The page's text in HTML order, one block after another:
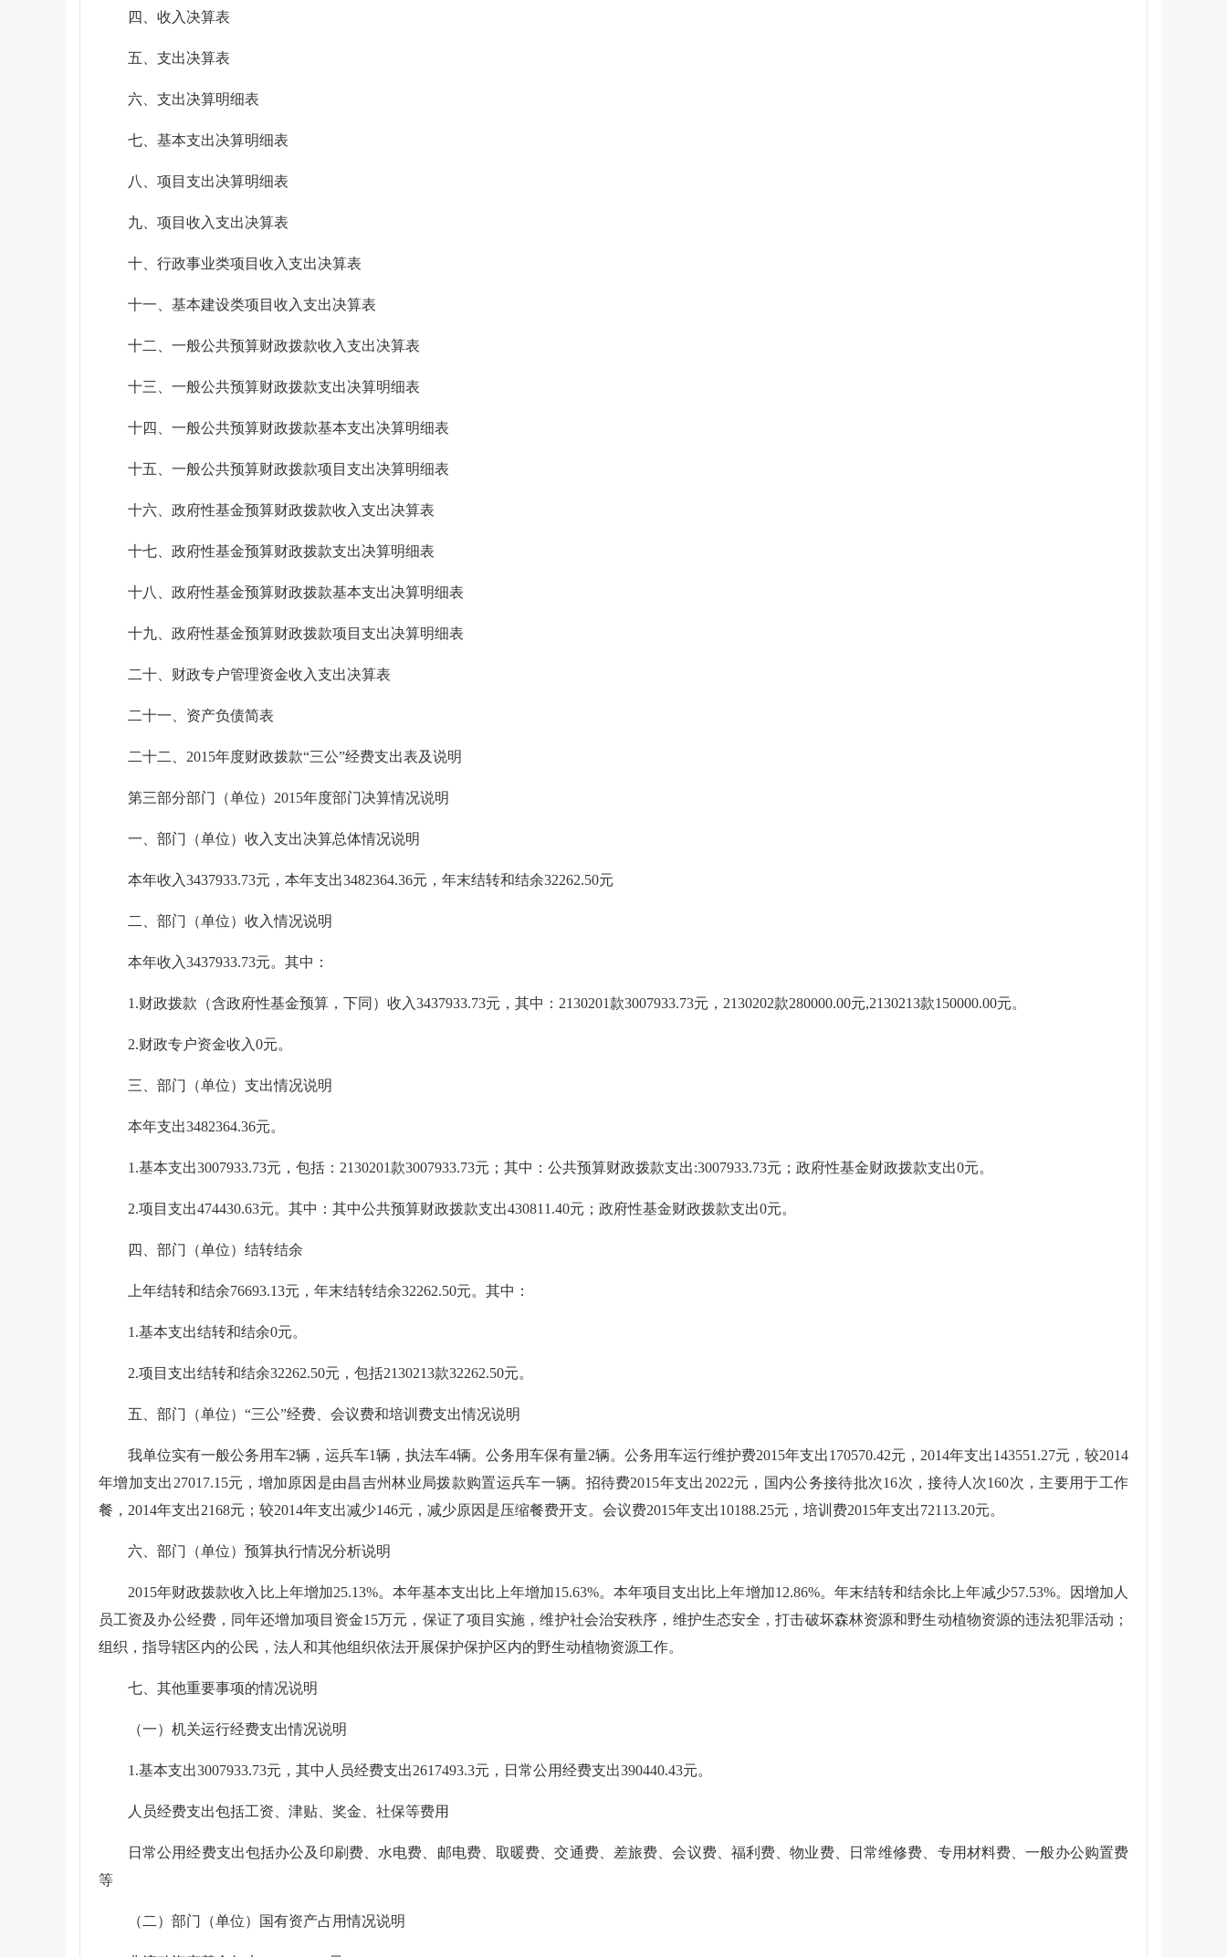
四、收入决算表
五、支出决算表
六、支出决算明细表
七、基本支出决算明细表
八、项目支出决算明细表
九、项目收入支出决算表
十、行政事业类项目收入支出决算表
十一、基本建设类项目收入支出决算表
十二、一般公共预算财政拨款收入支出决算表
十三、一般公共预算财政拨款支出决算明细表
十四、一般公共预算财政拨款基本支出决算明细表
十五、一般公共预算财政拨款项目支出决算明细表
十六、政府性基金预算财政拨款收入支出决算表
十七、政府性基金预算财政拨款支出决算明细表
十八、政府性基金预算财政拨款基本支出决算明细表
十九、政府性基金预算财政拨款项目支出决算明细表
二十、财政专户管理资金收入支出决算表
二十一、资产负债简表
二十二、2015年度财政拨款“三公”经费支出表及说明
第三部分部门（单位）2015年度部门决算情况说明
一、部门（单位）收入支出决算总体情况说明
本年收入3437933.73元，本年支出3482364.36元，年末结转和结余32262.50元
二、部门（单位）收入情况说明
本年收入3437933.73元。其中：
1.财政拨款（含政府性基金预算，下同）收入3437933.73元，其中：2130201款3007933.73元，2130202款280000.00元,2130213款150000.00元。
2.财政专户资金收入0元。
三、部门（单位）支出情况说明
本年支出3482364.36元。
1.基本支出3007933.73元，包括：2130201款3007933.73元；其中：公共预算财政拨款支出:3007933.73元；政府性基金财政拨款支出0元。
2.项目支出474430.63元。其中：其中公共预算财政拨款支出430811.40元；政府性基金财政拨款支出0元。
四、部门（单位）结转结余
上年结转和结余76693.13元，年末结转结余32262.50元。其中：
1.基本支出结转和结余0元。
2.项目支出结转和结余32262.50元，包括2130213款32262.50元。
五、部门（单位）“三公”经费、会议费和培训费支出情况说明
我单位实有一般公务用车2辆，运兵车1辆，执法车4辆。公务用车保有量2辆。公务用车运行维护费2015年支出170570.42元，2014年支出143551.27元，较2014
年增加支出27017.15元，增加原因是由昌吉州林业局拨款购置运兵车一辆。招待费2015年支出2022元，国内公务接待批次16次，接待人次160次，主要用于工作
餐，2014年支出2168元；较2014年支出减少146元，减少原因是压缩餐费开支。会议费2015年支出10188.25元，培训费2015年支出72113.20元。
六、部门（单位）预算执行情况分析说明
2015年财政拨款收入比上年增加25.13%。本年基本支出比上年增加15.63%。本年项目支出比上年增加12.86%。年末结转和结余比上年减少57.53%。因增加人
员工资及办公经费，同年还增加项目资金15万元，保证了项目实施，维护社会治安秩序，维护生态安全，打击破坏森林资源和野生动植物资源的违法犯罪活动；
组织，指导辖区内的公民，法人和其他组织依法开展保护保护区内的野生动植物资源工作。
七、其他重要事项的情况说明
（一）机关运行经费支出情况说明
1.基本支出3007933.73元，其中人员经费支出2617493.3元，日常公用经费支出390440.43元。
人员经费支出包括工资、津贴、奖金、社保等费用
日常公用经费支出包括办公及印刷费、水电费、邮电费、取暖费、交通费、差旅费、会议费、福利费、物业费、日常维修费、专用材料费、一般办公购置费
等
（二）部门（单位）国有资产占用情况说明